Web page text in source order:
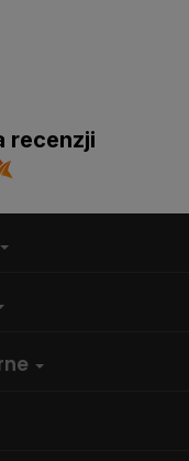
recenzji